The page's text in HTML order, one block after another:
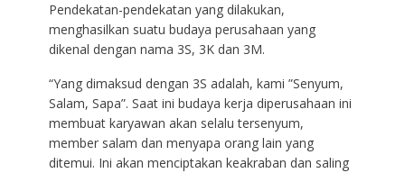
Pendekatan-pendekatan yang dilakukan,
menghasilkan suatu budaya perusahaan yang
dikenal dengan nama 3S, 3K dan 3M.
“Yang dimaksud dengan 3S adalah, kami ”Senyum,
Salam, Sapa”. Saat ini budaya kerja diperusahaan ini
membuat karyawan akan selalu tersenyum,
member salam dan menyapa orang lain yang
ditemui. Ini akan menciptakan keakraban dan saling